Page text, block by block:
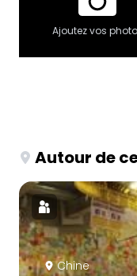
Ajoutez vos
Autour de
Chine